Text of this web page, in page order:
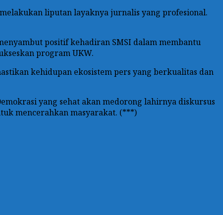
liputan layaknya jurnalis yang profesional.
positif kehadiran SMSI dalam membantu
program UKW.
kehidupan ekosistem pers yang berkualitas dan
yang sehat akan medorong lahirnya diskursus
mencerahkan masyarakat. (***)